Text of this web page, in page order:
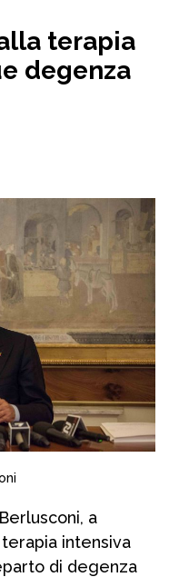
terapia
degenza
a
intensiva
di degenza